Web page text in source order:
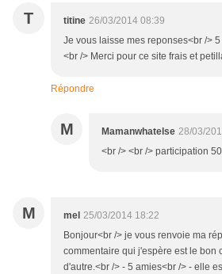
T titine 26/03/2014 08:39
Je vous laisse mes reponses<br />
<br /> Merci pour ce site frais et
Répondre
M Mamanwhatelse 28/03/
<br /> <br /> participation
M mel 25/03/2014 18:22
Bonjour<br /> je vous renvoie ma
commentaire qui j'espère est le bon
d'autre.<br /> - 5 amies<br /> - elle